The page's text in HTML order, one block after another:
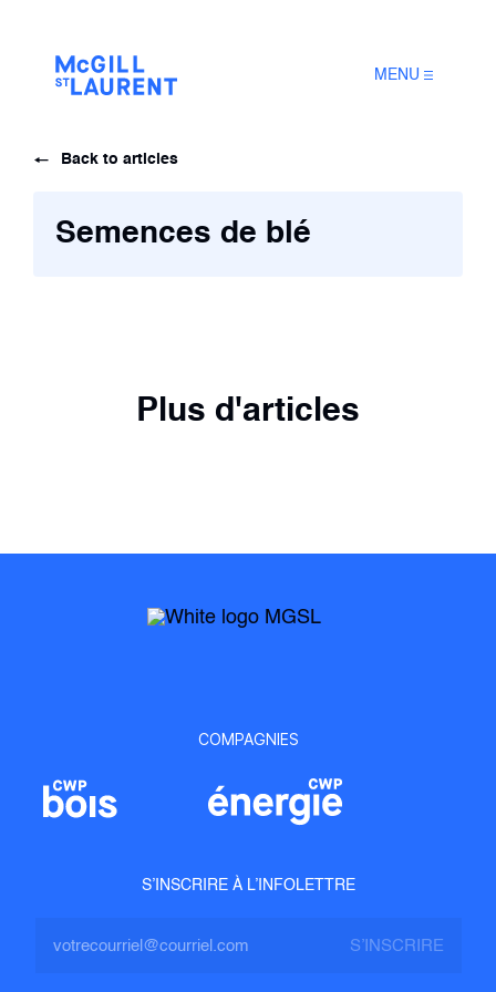
MENU
Back to articles
Semences de blé
Plus d'articles
COMPAGNIES
S’INSCRIRE À L’INFOLETTRE